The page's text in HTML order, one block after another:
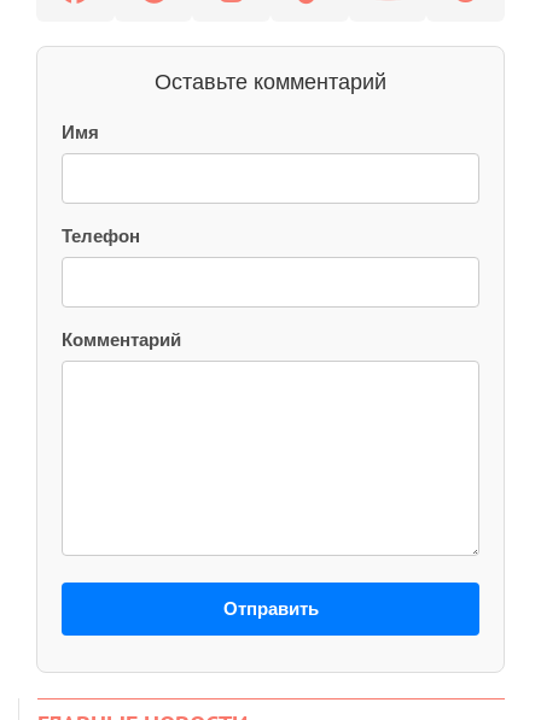
Оставьте комментарий
Имя
Телефон
Комментарий
Отправить